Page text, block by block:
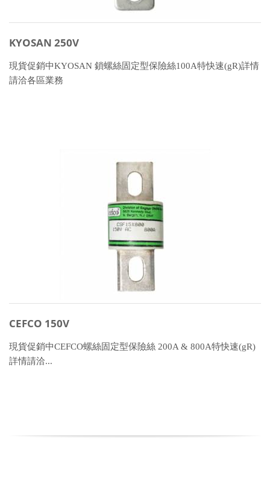
KYOSAN 250V
現貨促銷中KYOSAN 鎖螺絲固定型保險絲100A特快速(gR)詳情
請洽各區業務
CEFCO 150V
現貨促銷中CEFCO螺絲固定型保險絲 200A & 800A特快速(gR)
詳情請洽...